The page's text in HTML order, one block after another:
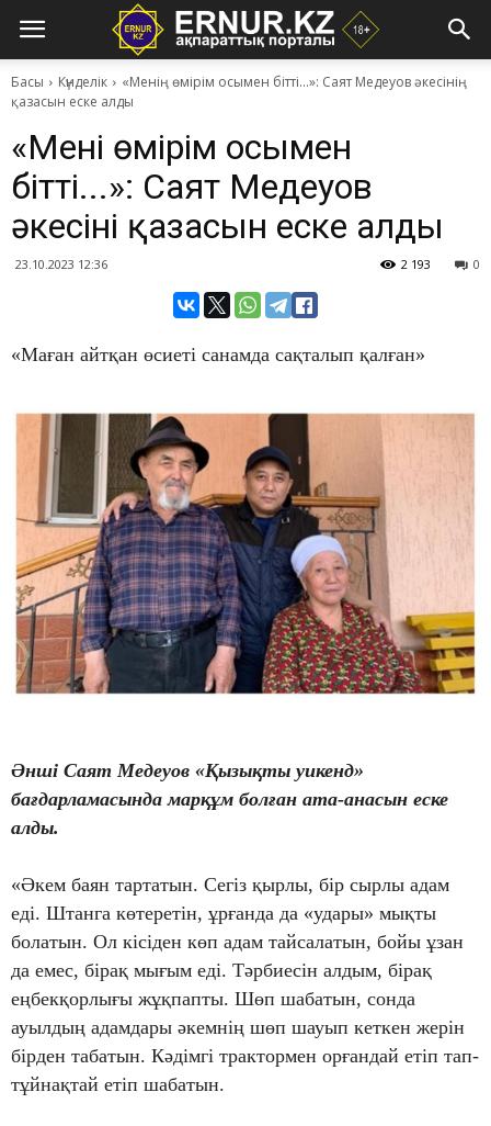
Басы Күнделік
​«Менің өмірім осымен бітті...»: Саят Медеуов әкесінің
қазасын еске алды
​«Менің өмірім осымен
бітті...»: Саят Медеуов
әкесінің қазасын еске алды
23.10.2023 12:36 0
2 193
«Маған айтқан өсиеті санамда сақталып қалған»
Әнші Саят Медеуов «Қызықты уикенд»
бағдарламасында марқұм болған ата-анасын еске
алды.
«Әкем баян тартатын. Сегіз қырлы, бір сырлы адам
еді. Штанга көтеретін, ұрғанда да «удары» мықты
болатын. Ол кісіден көп адам тайсалатын, бойы ұзан
да емес, бірақ мығым еді. Тәрбиесін алдым, бірақ
еңбекқорлығы жұқпапты. Шөп шабатын, сонда
ауылдың адамдары әкемнің шөп шауып кеткен жерін
бірден табатын. Кәдімгі трактормен орғандай етіп тап-
тұйнақтай етіп шабатын.